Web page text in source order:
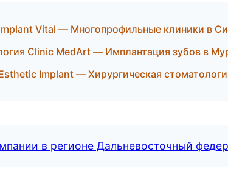
Vital — Многопрофильные клиники в
Clinic MedArt — Имплантация зубов в
Implant — Хирургическая
в регионе Дальневосточный